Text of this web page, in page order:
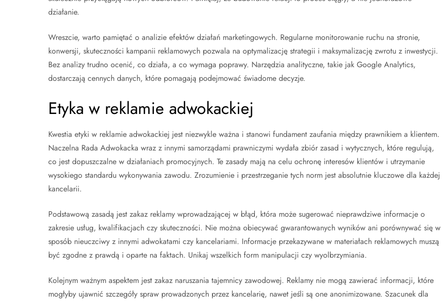
działanie.
Wreszcie, warto pamiętać o analizie efektów działań marketingowych. Regularne monitorowanie ruchu na stronie,
konwersji, skuteczności kampanii reklamowych pozwala na optymalizację strategii i maksymalizację zwrotu z inwestycji.
Bez analizy trudno ocenić, co działa, a co wymaga poprawy. Narzędzia analityczne, takie jak Google Analytics,
dostarczają cennych danych, które pomagają podejmować świadome decyzje.
Etyka w reklamie adwokackiej
Kwestia etyki w reklamie adwokackiej jest niezwykle ważna i stanowi fundament zaufania między prawnikiem a klientem.
Naczelna Rada Adwokacka wraz z innymi samorządami prawniczymi wydała zbiór zasad i wytycznych, które regulują,
co jest dopuszczalne w działaniach promocyjnych. Te zasady mają na celu ochronę interesów klientów i utrzymanie
wysokiego standardu wykonywania zawodu. Zrozumienie i przestrzeganie tych norm jest absolutnie kluczowe dla każdej
kancelarii.
Podstawową zasadą jest zakaz reklamy wprowadzającej w błąd, która może sugerować nieprawdziwe informacje o
zakresie usług, kwalifikacjach czy skuteczności. Nie można obiecywać gwarantowanych wyników ani porównywać się w
sposób nieuczciwy z innymi adwokatami czy kancelariami. Informacje przekazywane w materiałach reklamowych muszą
być zgodne z prawdą i oparte na faktach. Unikaj wszelkich form manipulacji czy wyolbrzymiania.
Kolejnym ważnym aspektem jest zakaz naruszania tajemnicy zawodowej. Reklamy nie mogą zawierać informacji, które
mogłyby ujawnić szczegóły spraw prowadzonych przez kancelarię, nawet jeśli są one anonimizowane. Szacunek dla